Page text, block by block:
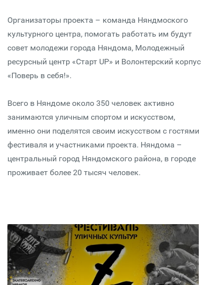
Организаторы проекта – команда Няндмоского
культурного центра, помогать работать им будут
совет молодежи города Няндома, Молодежный
ресурсный центр «Старт UP» и Волонтерский корпус
«Поверь в себя!».
Всего в Няндоме около 350 человек активно
занимаются уличным спортом и искусством,
именно они поделятся своим искусством с гостями
фестиваля и участниками проекта. Няндома –
центральный город Няндомского района, в городе
проживает более 20 тысяч человек.